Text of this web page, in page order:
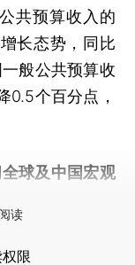
共预算收入的
长态势，同比
般公共预算收
0.5个百分点，
全球及中国宏观
读
限